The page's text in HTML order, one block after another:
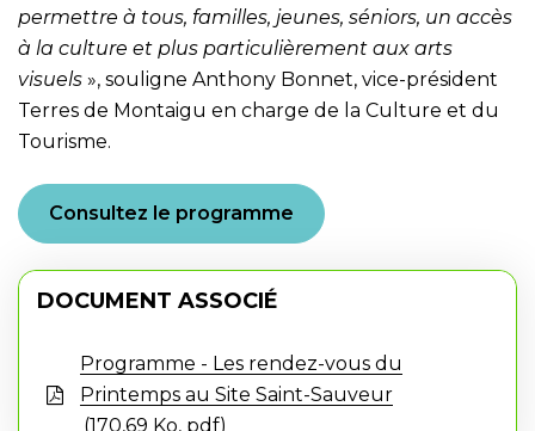
permettre à tous, familles, jeunes, séniors, un accès
à la culture et plus particulièrement aux arts
visuels », souligne Anthony Bonnet, vice-président
Terres de Montaigu en charge de la Culture et du
Tourisme.
Consultez le programme
DOCUMENT ASSOCIÉ
Programme - Les rendez-vous du
Printemps au Site Saint-Sauveur
170,69 Ko, pdf